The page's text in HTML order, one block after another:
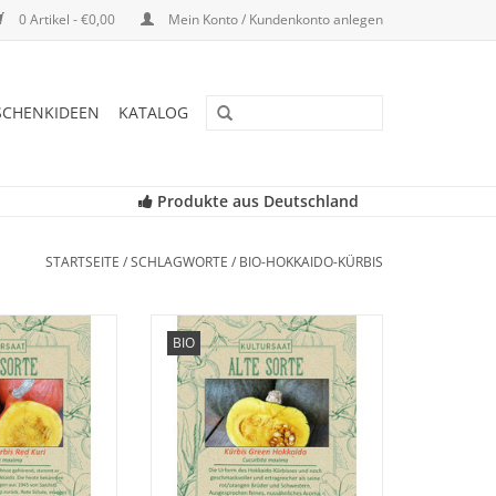
0 Artikel - €0,00 Mein Konto / Kundenkonto anlegen
KATALOG
Produkte aus Deutschland
STARTSEITE /SCHLAGWORTE / BIO-HOKKAIDO-KÜRBIS
seltenen,
wieder, der
geraten ist!
HINZUFÜGEN
BIO
Entdecken Sie unseren seltenen,
historischen Kürbis wieder, der
fast in Vergessenheit geraten ist!
ZUM WARENKORB HINZUFÜGEN